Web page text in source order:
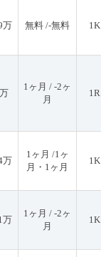
万 無料 /-無料 1K
1ヶ月 / -2ヶ
月
1R
万
1ヶ月 /1ヶ
月・1ヶ月
1K
万
1ヶ月 / -2ヶ
月
1K